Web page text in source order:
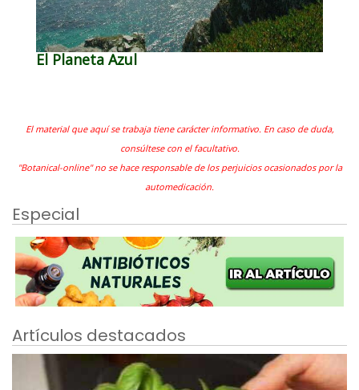
El Planeta Azul
El material que aquí se trabaja tiene carácter informativo. En caso de duda,
consúltese con el facultativo.
"Botanical-online" no se hace responsable de los perjuicios ocasionados por la
automedicación.
Especial
Artículos destacados